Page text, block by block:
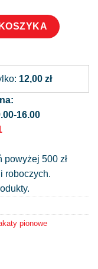
12,00 zł
16.00
powyżej 500 zł
roboczych.
pionowe